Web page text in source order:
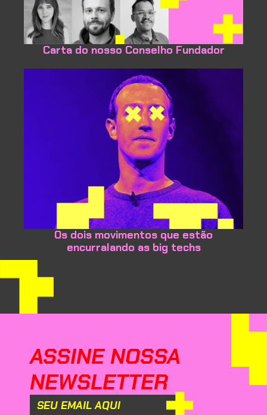
Carta do nosso Conselho Fundador
Os dois movimentos que estão
encurralando as big techs
ASSINE NOSSA
NEWSLETTER